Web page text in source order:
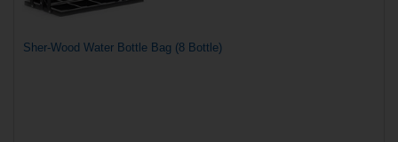
Sher-Wood Water Bottle Bag (8 Bottle)